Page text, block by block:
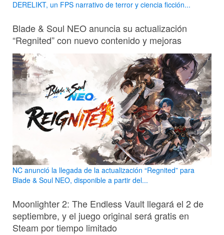
DERELIKT, un FPS narrativo de terror y ciencia ficción...
Blade & Soul NEO anuncia su actualización
“Regnited” con nuevo contenido y mejoras
NC anunció la llegada de la actualización “Regnited” para
Blade & Soul NEO, disponible a partir del...
Moonlighter 2: The Endless Vault llegará el 2 de
septiembre, y el juego original será gratis en
Steam por tiempo limitado